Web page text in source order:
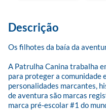
Descrição
Os filhotes da baía da
A Patrulha Canina trabalha
para proteger a comunidade
personalidades marcantes,
de aventura são marcas
marca pré-escolar #1 do